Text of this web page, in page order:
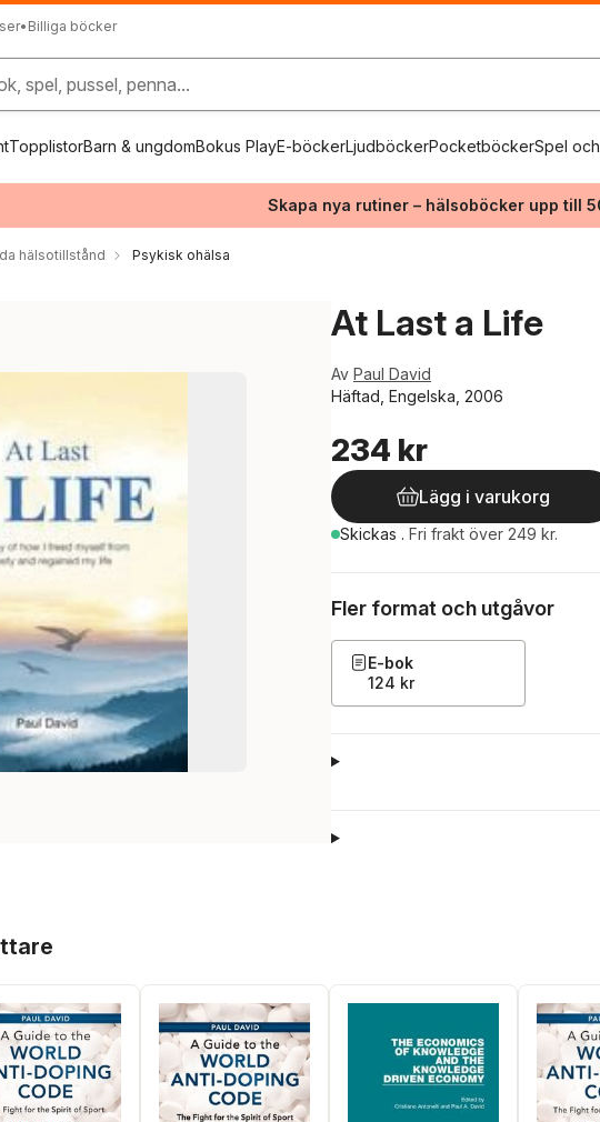
• Billiga böcker
spel, pussel, penna...
TopplistorBarn & ungdomBokus PlayE-böckerLjudböckerPocketböckerSpel
Skapa nya rutiner – hälsoböcker upp till
hälsotillstånd Psykisk ohälsa
At Last a Life
Av Paul David
Häftad, Engelska, 2006
234 kr
Lägg i varukorg
Skickas . Fri frakt över 249 kr.
Fler format och utgåvor
E-bok
124 kr